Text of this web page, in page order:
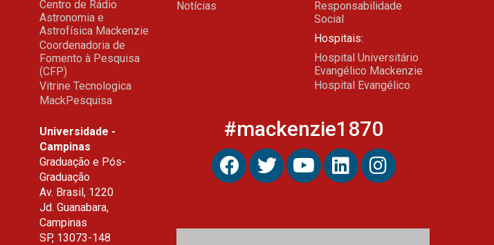
Centro de Rádio
Astronomia e
Astrofísica Mackenzie
Coordenadoria de
Fomento à Pesquisa
(CFP)
Vitrine Tecnologica
MackPesquisa
Notícias
Responsabilidade
Social
Hospitais:
Hospital Universitário
Evangélico Mackenzie
Hospital Evangélico
Universidade -
Campinas
Graduação e Pós-
Graduação
Av. Brasil, 1220
Jd. Guanabara,
Campinas
SP, 13073-148
#mackenzie1870